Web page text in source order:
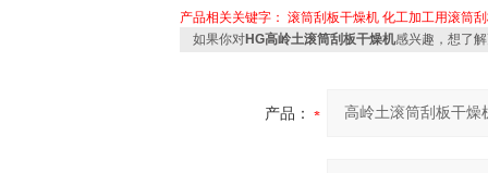
产品相关关键字： 滚筒刮板干燥机 化工加工用滚筒
如果你对HG高岭土滚筒刮板干燥机感兴趣，想了
产品：